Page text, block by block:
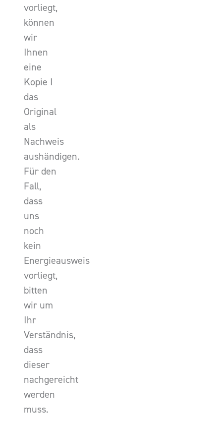
vorliegt,
können
wir
Ihnen
eine
Kopie I
das
Original
als
Nachweis
aushändigen.
Für den
Fall,
dass
uns
noch
kein
Energieausweis
vorliegt,
bitten
wir um
Ihr
Verständnis,
dass
dieser
nachgereicht
werden
muss.